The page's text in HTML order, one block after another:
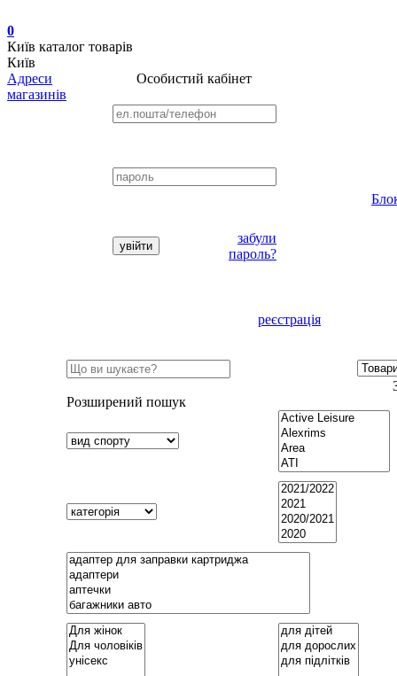
0
Київ каталог товарів
Київ
Адреси
магазинів
Особистий кабінет
забули
пароль?
реєстрація
Розширений пошук